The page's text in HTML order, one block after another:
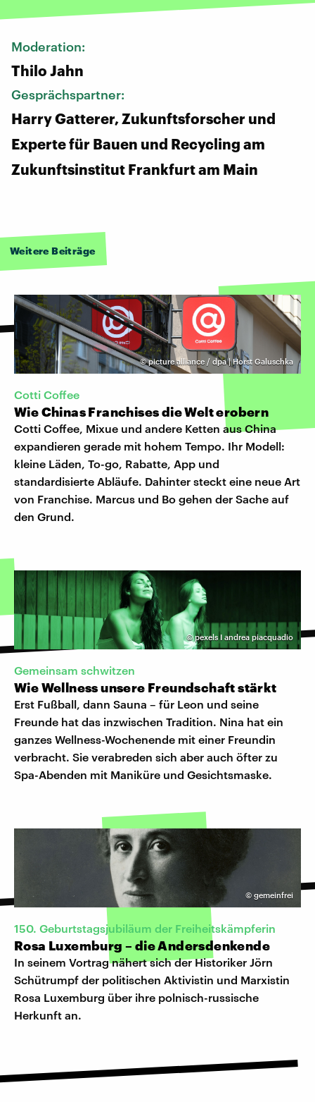
Moderation:
Thilo Jahn
Gesprächspartner:
Harry Gatterer, Zukunftsforscher und
Experte für Bauen und Recycling am
Zukunftsinstitut Frankfurt am Main
Weitere Beiträge
©picture alliance / dpa | Horst Galuschka
Cotti Coffee
Wie Chinas Franchises die Welt erobern
Cotti Coffee, Mixue und andere Ketten aus China
expandieren gerade mit hohem Tempo. Ihr Modell:
kleine Läden, To-go, Rabatte, App und
standardisierte Abläufe. Dahinter steckt eine neue Art
von Franchise. Marcus und Bo gehen der Sache auf
den Grund.
©pexels I andrea piacquadio
Gemeinsam schwitzen
Wie Wellness unsere Freundschaft stärkt
Erst Fußball, dann Sauna – für Leon und seine
Freunde hat das inzwischen Tradition. Nina hat ein
ganzes Wellness-Wochenende mit einer Freundin
verbracht. Sie verabreden sich aber auch öfter zu
Spa-Abenden mit Maniküre und Gesichtsmaske.
© gemeinfrei
150. Geburtstagsjubiläum der Freiheitskämpferin
Rosa Luxemburg – die Andersdenkende
In seinem Vortrag nähert sich der Historiker Jörn
Schütrumpf der politischen Aktivistin und Marxistin
Rosa Luxemburg über ihre polnisch-russische
Herkunft an.